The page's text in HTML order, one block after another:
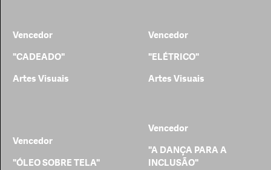
Vencedor
"CADEADO"
Artes Visuais
Vencedor
"ELÉTRICO"
Artes Visuais
Vencedor
"ÓLEO SOBRE TELA"
Vencedor
"A DANÇA PARA A
INCLUSÃO"